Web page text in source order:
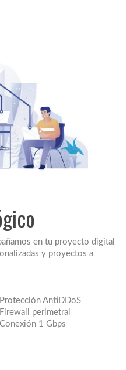
en tu proyecto digital
y proyectos a
Protección AntiDDoS
Firewall perimetral
Conexión 1 Gbps